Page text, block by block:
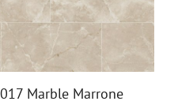
Marble Marrone